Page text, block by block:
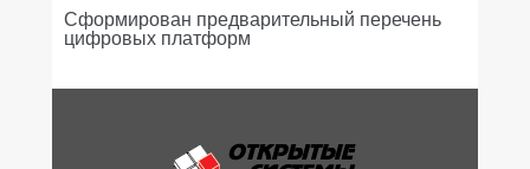
Сформирован предварительный перечень
цифровых платформ